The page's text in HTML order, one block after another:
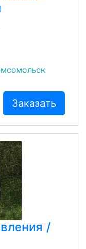
Заказать
/